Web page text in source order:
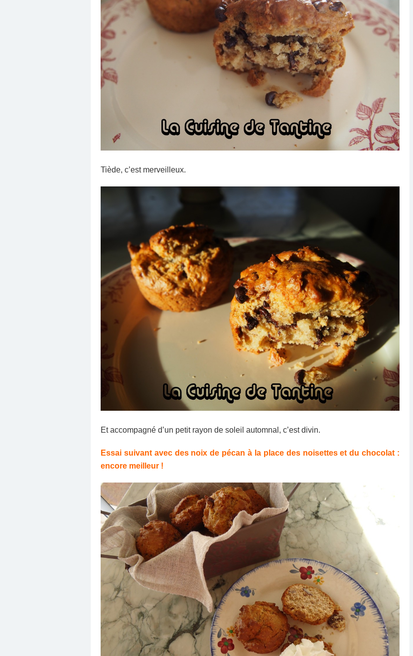
Tiède, c’est merveilleux.
Et accompagné d’un petit rayon de soleil automnal, c’est divin.
Essai suivant avec des noix de pécan à la place des noisettes et du chocolat :
encore meilleur !